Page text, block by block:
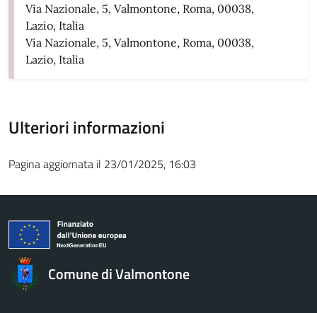
Via Nazionale, 5, Valmontone, Roma, 00038,
Lazio, Italia
Via Nazionale, 5, Valmontone, Roma, 00038,
Lazio, Italia
Ulteriori informazioni
Pagina aggiornata il 23/01/2025, 16:03
Comune di Valmontone